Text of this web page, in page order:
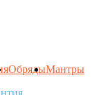
ОбрядыМантры